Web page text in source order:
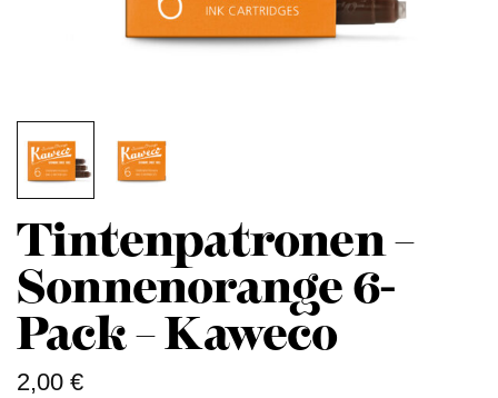
Tintenpatronen –
Sonnenorange 6-
Pack – Kaweco
2,00€